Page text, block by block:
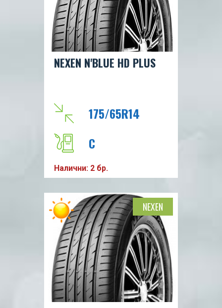
NEXEN N'BLUE HD PLUS
175/65R14
C
A
70db
T
82
Налични: 2 бр.
NEXEN